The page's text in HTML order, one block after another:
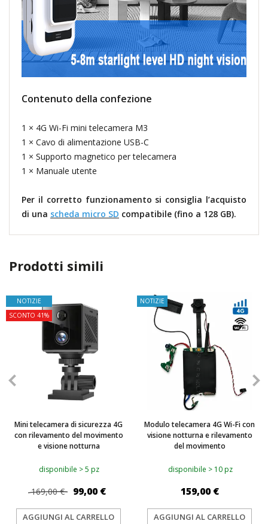
Contenuto della confezione
1 × 4G Wi-Fi mini telecamera M3
1 × Cavo di alimentazione USB-C
1 × Supporto magnetico per telecamera
1 × Manuale utente
Per il corretto funzionamento si consiglia l’acquisto
di una scheda micro SD compatibile (fino a 128 GB).
Prodotti simili
NOTIZIE
SCONTO 41%
Mini telecamera di sicurezza 4G
con rilevamento del movimento
e visione notturna
disponibile > 5 pz
169,00 € 99,00 €
AGGIUNGI AL CARRELLO
NOTIZIE
Modulo telecamera 4G Wi-Fi con
visione notturna e rilevamento
del movimento
disponibile > 10 pz
159,00 €
AGGIUNGI AL CARRELLO